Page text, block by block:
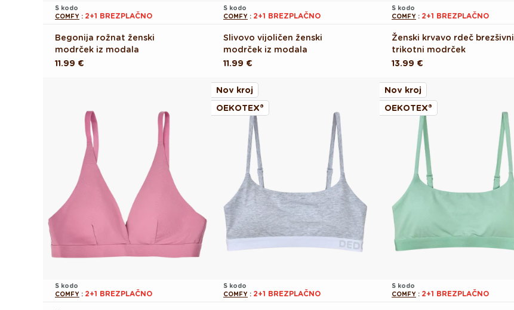
S kodo
COMFY : 2+1 BREZPLAČNO
Begonija rožnat ženski
modrček iz modala
Redna
11.99 €
S kodo
COMFY : 2+1 BREZPLAČNO
Slivovo vijoličen ženski
modrček iz modala
Redna
11.99 €
S kodo
COMFY : 2+1 BREZPLAČNO
Ženski krvavo rdeč brezšivni
trikotni modrček
Redna
13.99 €
S kodo
COMFY : 2+1 BREZPLAČNO
Nov kroj
OEKOTEX®
S kodo
COMFY : 2+1 BREZPLAČNO
Nov kroj
OEKOTEX®
S kodo
COMFY : 2+1 BREZPLAČNO